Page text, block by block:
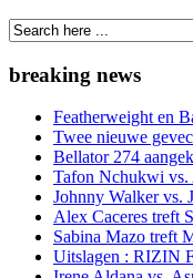
breaking news
Featherweight en
Twee nieuwe
Bellator 274
Tafon Nchukwi vs.
Johnny Walker vs.
Alex Caceres treft
Sabina Mazo treft
Uitslagen : RIZIN